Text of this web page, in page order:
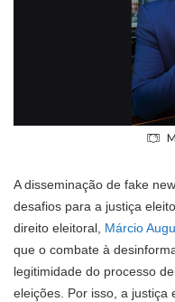
A disseminação de fake
desafios para a justiça
direito eleitoral, Márcio
que o combate à
legitimidade do processo
eleições. Por isso, a justiça